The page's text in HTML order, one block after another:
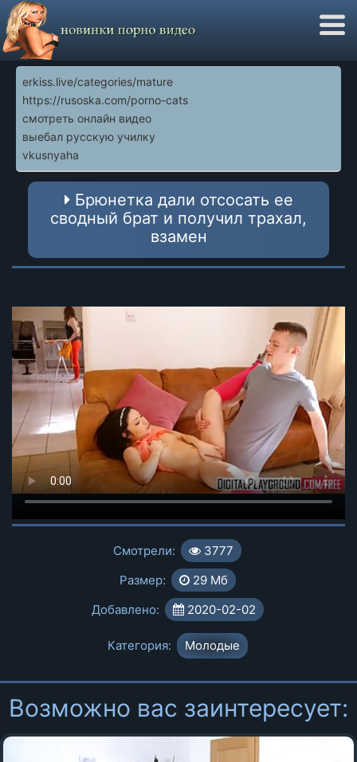
erkiss.live/categories/mature
https://rusoska.com/porno-cats
смотреть онлайн видео
выебал русскую училку
vkusnyaha
Брюнетка дали отсосать ее
сводный брат и получил трахал,
взамен
Смотрели:
3777
Размер:
29 Мб
Добавлено:
2020-02-02
Категория: Молодые
Возможно вас заинтересует: